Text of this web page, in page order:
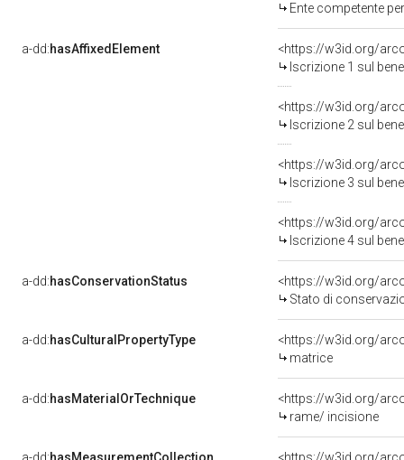
Ente competente
a-dd:hasAffixedElement
<https://w3id.org/
Iscrizione 1 sul
<https://w3id.org/
Iscrizione 2 sul
<https://w3id.org/
Iscrizione 3 sul
<https://w3id.org/
Iscrizione 4 sul
a-dd:hasConservationStatus
<https://w3id.org/
Stato di
a-dd:hasCulturalPropertyType
<https://w3id.org/
matrice
a-dd:hasMaterialOrTechnique
<https://w3id.org/
rame/ incisione